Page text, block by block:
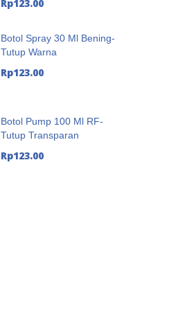
Rp123.00
Botol Spray 30 Ml Bening-
Tutup Warna
Rp123.00
Botol Pump 100 Ml RF-
Tutup Transparan
Rp123.00